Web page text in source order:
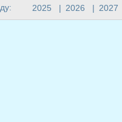
2025 | 2026 | 2027